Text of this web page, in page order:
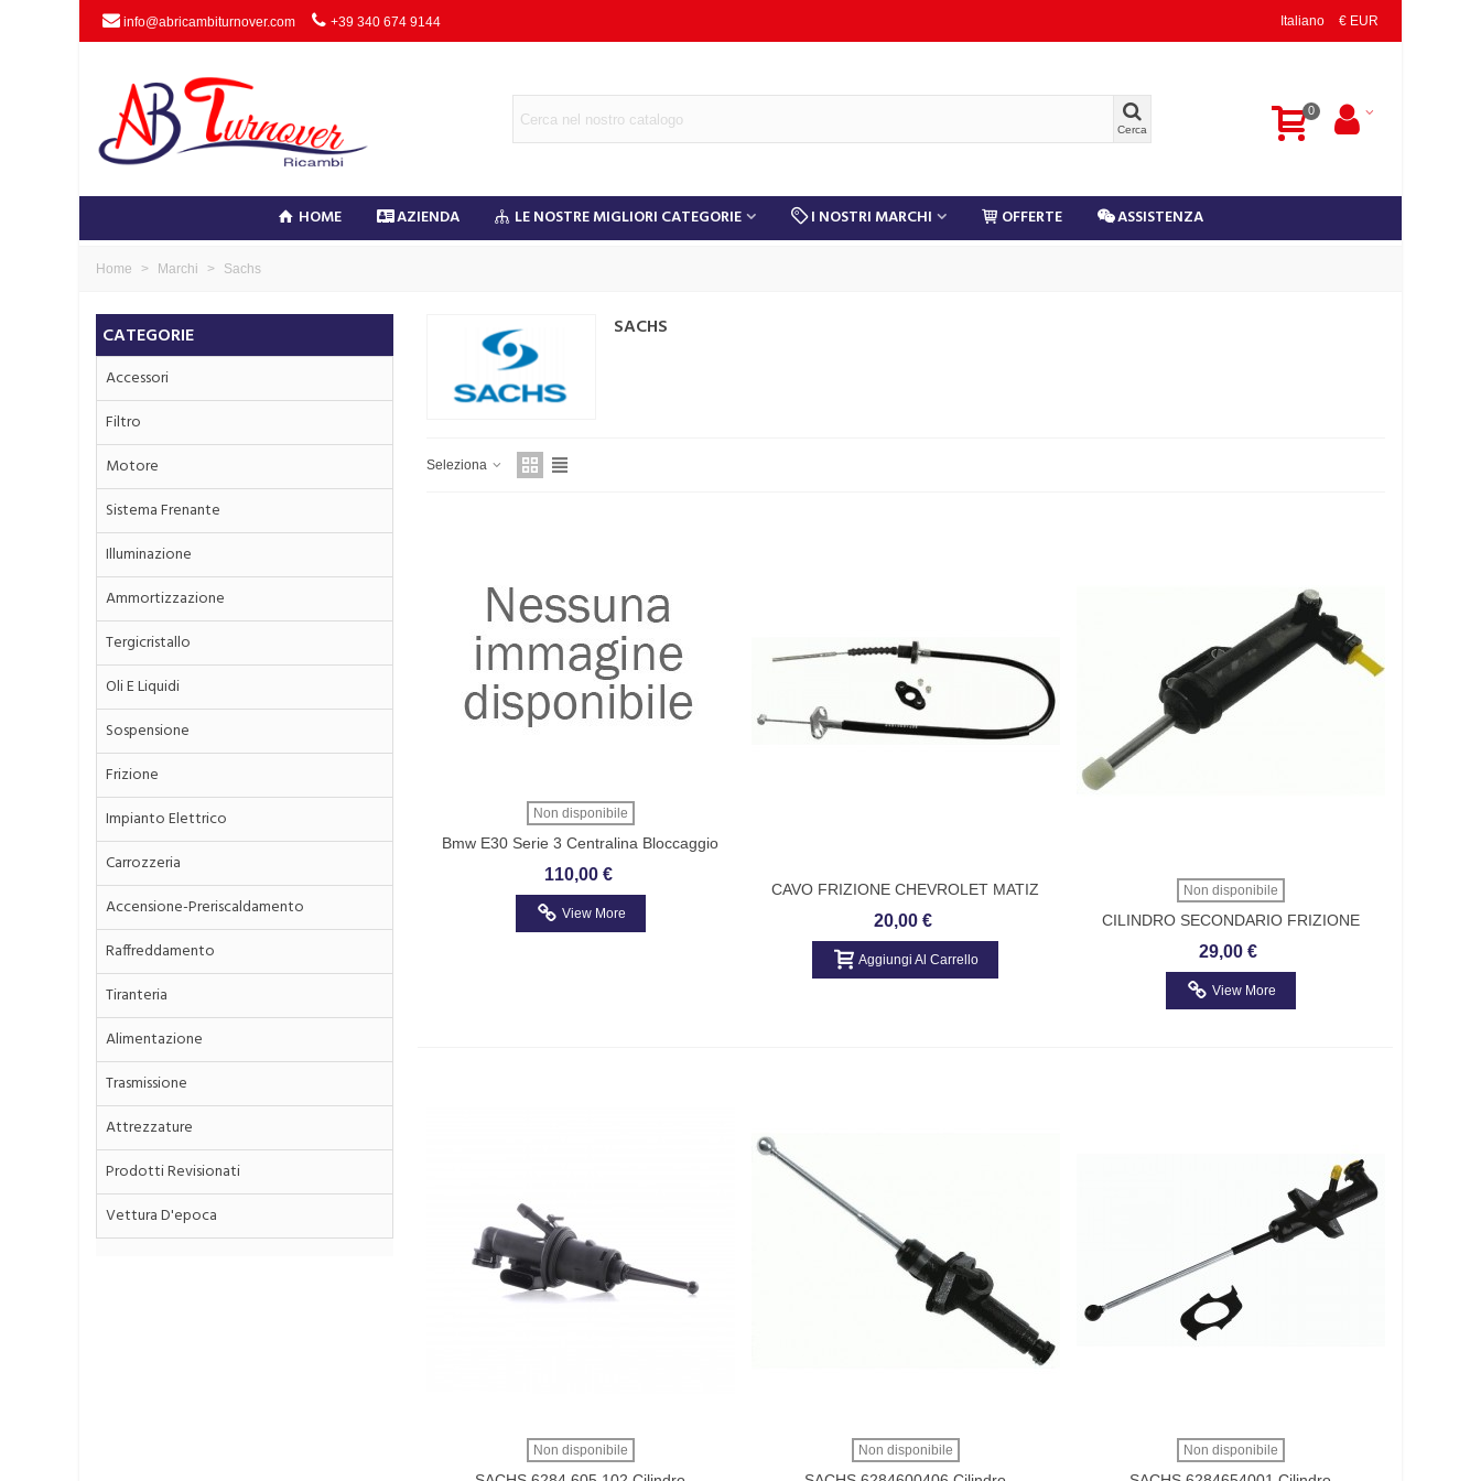
info@abricambiturnover.com +39 340 674 9144 Italiano € EUR
Cerca
0
HOME AZIENDA LE NOSTRE MIGLIORI CATEGORIE I NOSTRI MARCHI OFFERTE ASSISTENZA
Home > Marchi > Sachs
CATEGORIE
Accessori
Filtro
Motore
Sistema Frenante
Illuminazione
Ammortizzazione
Tergicristallo
Oli E Liquidi
Sospensione
Frizione
Impianto Elettrico
Carrozzeria
Accensione-Preriscaldamento
Raffreddamento
Tiranteria
Alimentazione
Trasmissione
Attrezzature
Prodotti Revisionati
Vettura D'epoca
SACHS
Seleziona
Non disponibile
Bmw E30 Serie 3 Centralina Bloccaggio
Centralizzata NUOVA Originale 1380302
110,00 €
View More
CAVO FRIZIONE CHEVROLET MATIZ
SACHS 3074600155
20,00 €
Aggiungi Al Carrello
Non disponibile
CILINDRO SECONDARIO FRIZIONE
IDEA-MUSA SACHS 6283600394
29,00 €
View More
Non disponibile Non disponibile Non disponibile